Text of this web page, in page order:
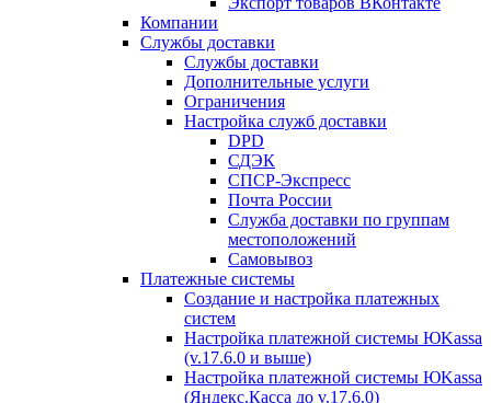
Компании
Службы доставки
Службы доставки
Дополнительные услуги
Ограничения
Настройка служб доставки
DPD
СДЭК
СПСР-Экспресс
Почта России
Служба доставки по группам
местоположений
Самовывоз
Платежные системы
Создание и настройка платежных
систем
Настройка платежной системы ЮKassa
(v.17.6.0 и выше)
Настройка платежной системы ЮKassa
(Яндекс.Касса до v.17.6.0)